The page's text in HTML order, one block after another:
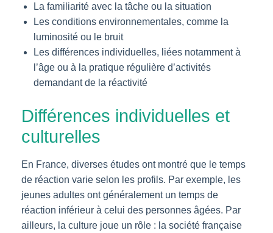
La familiarité avec la tâche ou la situation
Les conditions environnementales, comme la
luminosité ou le bruit
Les différences individuelles, liées notamment à
l’âge ou à la pratique régulière d’activités
demandant de la réactivité
Différences individuelles et
culturelles
En France, diverses études ont montré que le temps
de réaction varie selon les profils. Par exemple, les
jeunes adultes ont généralement un temps de
réaction inférieur à celui des personnes âgées. Par
ailleurs, la culture joue un rôle : la société française